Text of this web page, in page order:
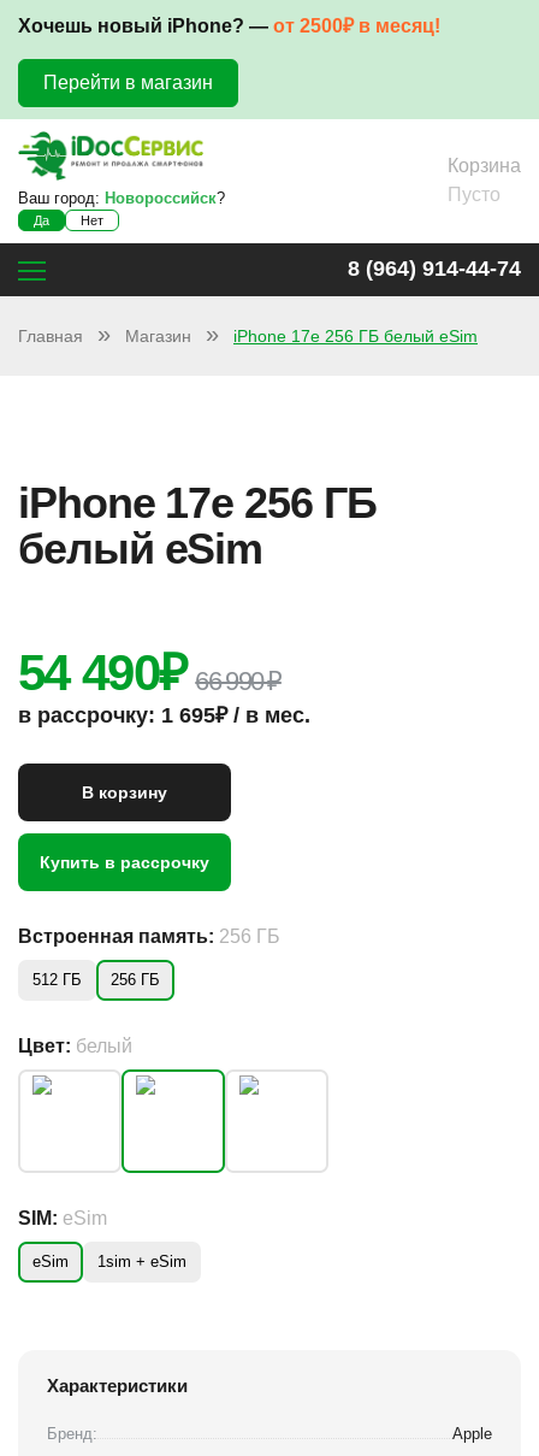
Хочешь новый iPhone? — от 2500₽ в месяц!
Перейти в магазин
Ваш город: Новороссийск?
Да Нет
Корзина
Пусто
8 (964) 914-44-74
Главная Магазин iPhone 17e 256 ГБ белый eSim
iPhone 17e 256 ГБ
белый eSim
54 490₽ 66 990 ₽
в рассрочку: 1 695₽ / в мес.
В корзину
Купить в рассрочку
Встроенная память: 256 ГБ
512 ГБ 256 ГБ
Цвет: белый
SIM: eSim
eSim 1sim + eSim
Характеристики
Бренд: Apple